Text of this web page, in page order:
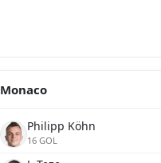
Monaco
Philipp Köhn
16 GOL